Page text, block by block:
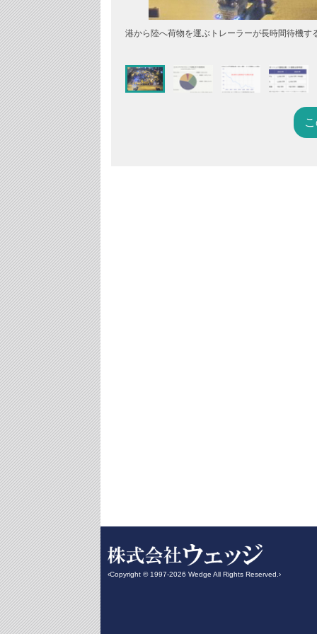
港から陸へ荷物を運ぶトレーラーが長時間待機
‹Copyright © 1997-2026 Wedge All Rights Reserved.›